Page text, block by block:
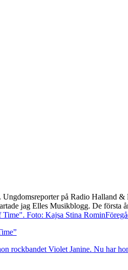
på Radio Halland
jag Elles Musikblogg. De första